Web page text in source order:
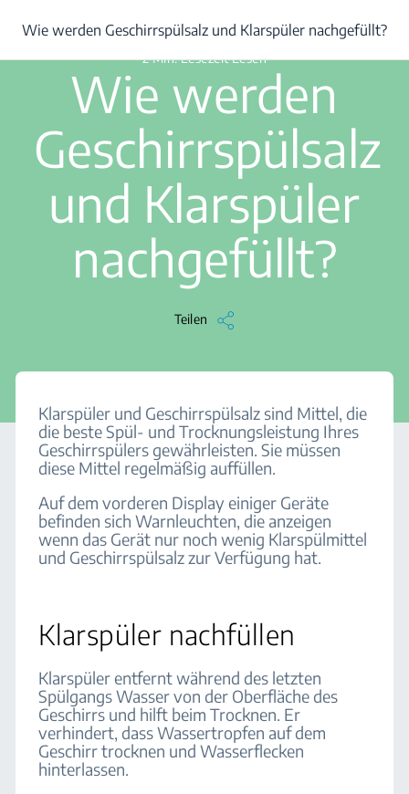
Wie werden Geschirrspülsalz und Klarspüler nachgefüllt?
2 Min. Lesezeit Lesen
Wie werden
Geschirrspülsalz
und Klarspüler
nachgefüllt?
Teilen
Wie werden Geschirrspülsalz und Klarspüler nachgefüllt?
Klarspüler und Geschirrspülsalz sind Mittel, die
die beste Spül- und Trocknungsleistung Ihres
Geschirrspülers gewährleisten. Sie müssen
diese Mittel regelmäßig auffüllen.
Auf dem vorderen Display einiger Geräte
befinden sich Warnleuchten, die anzeigen
wenn das Gerät nur noch wenig Klarspülmittel
und Geschirrspülsalz zur Verfügung hat.
Klarspüler nachfüllen
Klarspüler entfernt während des letzten
Spülgangs Wasser von der Oberfläche des
Geschirrs und hilft beim Trocknen. Er
verhindert, dass Wassertropfen auf dem
Geschirr trocknen und Wasserflecken
hinterlassen.